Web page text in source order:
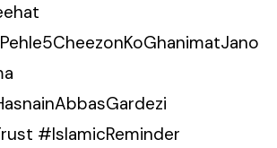
#IslamicReminder